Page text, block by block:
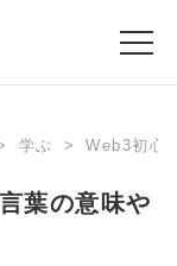
学ぶ Web3初心
葉の意味や